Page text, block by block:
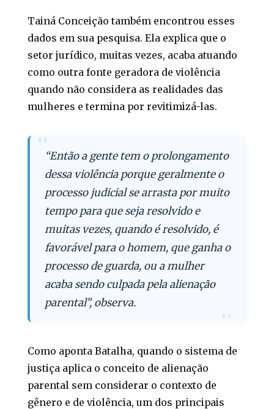
Tainá Conceição também encontrou esses
dados em sua pesquisa. Ela explica que o
setor jurídico, muitas vezes, acaba atuando
como outra fonte geradora de violência
quando não considera as realidades das
mulheres e termina por revitimizá-las.
“Então a gente tem o prolongamento
dessa violência porque geralmente o
processo judicial se arrasta por muito
tempo para que seja resolvido e
muitas vezes, quando é resolvido, é
favorável para o homem, que ganha o
processo de guarda, ou a mulher
acaba sendo culpada pela alienação
parental”, observa.
Como aponta Batalha, quando o sistema de
justiça aplica o conceito de alienação
parental sem considerar o contexto de
gênero e de violência, um dos principais